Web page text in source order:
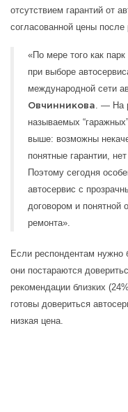
отсутствием гарантий от
согласованной цены после
«По мере того как
при выборе
международной сети
Овчинникова. — На
называемых
выше: возможны
понятные гарантии,
Поэтому сегодня
автосервис с
договором и понятной
ремонта».
Если респондентам нужно
они постараются
рекомендации близких
готовы довериться
низкая цена.